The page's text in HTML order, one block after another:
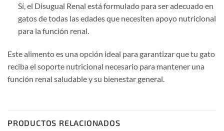
Sí, el Disugual Renal está formulado para ser adecuado en
gatos de todas las edades que necesiten apoyo nutricional
para la función renal.
Este alimento es una opción ideal para garantizar que tu gato
reciba el soporte nutricional necesario para mantener una
función renal saludable y su bienestar general.
PRODUCTOS RELACIONADOS